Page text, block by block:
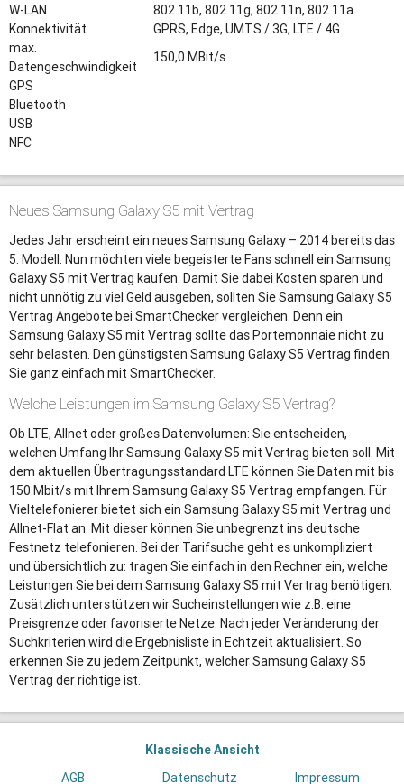
W-LAN
802.11b, 802.11g, 802.11n, 802.11a
Konnektivität
GPRS, Edge, UMTS / 3G, LTE / 4G
max.
Datengeschwindigkeit
150,0 MBit/s
GPS
Bluetooth
USB
NFC
Neues Samsung Galaxy S5 mit Vertrag
Jedes Jahr erscheint ein neues Samsung Galaxy – 2014 bereits das
5. Modell. Nun möchten viele begeisterte Fans schnell ein Samsung
Galaxy S5 mit Vertrag kaufen. Damit Sie dabei Kosten sparen und
nicht unnötig zu viel Geld ausgeben, sollten Sie Samsung Galaxy S5
Vertrag Angebote bei SmartChecker vergleichen. Denn ein
Samsung Galaxy S5 mit Vertrag sollte das Portemonnaie nicht zu
sehr belasten. Den günstigsten Samsung Galaxy S5 Vertrag finden
Sie ganz einfach mit SmartChecker.
Welche Leistungen im Samsung Galaxy S5 Vertrag?
Ob LTE, Allnet oder großes Datenvolumen: Sie entscheiden,
welchen Umfang Ihr Samsung Galaxy S5 mit Vertrag bieten soll. Mit
dem aktuellen Übertragungsstandard LTE können Sie Daten mit bis
150 Mbit/s mit Ihrem Samsung Galaxy S5 Vertrag empfangen. Für
Vieltelefonierer bietet sich ein Samsung Galaxy S5 mit Vertrag und
Allnet-Flat an. Mit dieser können Sie unbegrenzt ins deutsche
Festnetz telefonieren. Bei der Tarifsuche geht es unkompliziert
und übersichtlich zu: tragen Sie einfach in den Rechner ein, welche
Leistungen Sie bei dem Samsung Galaxy S5 mit Vertrag benötigen.
Zusätzlich unterstützen wir Sucheinstellungen wie z.B. eine
Preisgrenze oder favorisierte Netze. Nach jeder Veränderung der
Suchkriterien wird die Ergebnisliste in Echtzeit aktualisiert. So
erkennen Sie zu jedem Zeitpunkt, welcher Samsung Galaxy S5
Vertrag der richtige ist.
Klassische Ansicht
AGB
Datenschutz Impressum